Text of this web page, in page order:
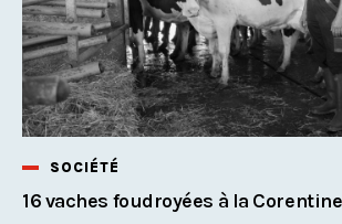
SOCIÉTÉ
16 vaches foudroyées à la